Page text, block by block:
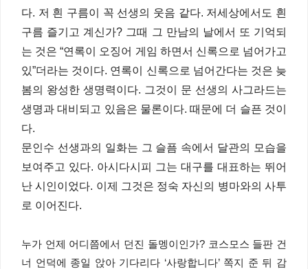
다. 저 흰 구름이 꼭 선생의 웃음 같다. 저세상에서도 흰
구름 즐기고 계신가? 그때 그 만남의 날에서 또 기억되
는 것은 “연록이 오징어 게임 하면서 신록으로 넘어가고
있”더라는 것이다. 연록이 신록으로 넘어간다는 것은 늦
봄의 왕성한 생명력이다. 그것이 문 선생의 사그라드는
생명과 대비되고 있음은 물론이다. 때문에 더 슬픈 것이
다.
문인수 선생과의 일화는 그 슬픔 속에서 달관의 모습을
보여주고 있다. 아시다시피 그는 대구를 대표하는 뛰어
난 시인이었다. 이제 그것은 정숙 자신의 병마와의 사투
로 이어진다.
누가 언제 어디쯤에서 던진 돌멩이인가? 코스모스 들판 건
너 언덕에 종일 앉아 기다리다 ‘사랑합니다’ 쪽지 준 뒤 감